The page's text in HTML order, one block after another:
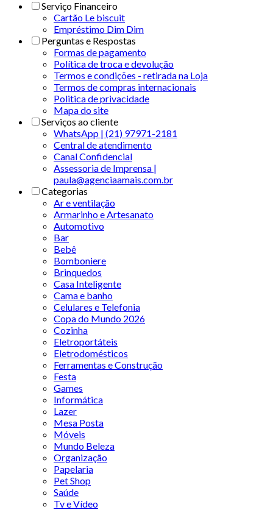
Serviço Financeiro
Cartão Le biscuit
Empréstimo Dim Dim
Perguntas e Respostas
Formas de pagamento
Política de troca e devolução
Termos e condições - retirada na Loja
Termos de compras internacionais
Politica de privacidade
Mapa do site
Serviços ao cliente
WhatsApp | (21) 97971-2181
Central de atendimento
Canal Confidencial
Assessoria de Imprensa |
paula@agenciaamais.com.br
Categorias
Ar e ventilação
Armarinho e Artesanato
Automotivo
Bar
Bebê
Bomboniere
Brinquedos
Casa Inteligente
Cama e banho
Celulares e Telefonia
Copa do Mundo 2026
Cozinha
Eletroportáteis
Eletrodomésticos
Ferramentas e Construção
Festa
Games
Informática
Lazer
Mesa Posta
Móveis
Mundo Beleza
Organização
Papelaria
Pet Shop
Saúde
Tv e Vídeo